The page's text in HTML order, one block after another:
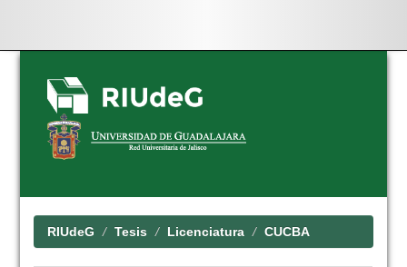
Skip
navigation
RIUdeG Tesis Licenciatura CUCBA